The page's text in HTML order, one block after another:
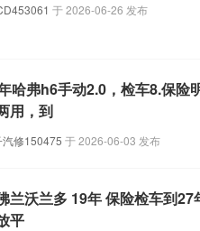
旗分公司
科左后旗玛拉沁文化传媒有限公司
于2026-06-26 发布
哈弗h6手动2.0，检车8.保险
用，到
汽修150475 于2026-06-03 发布
兰沃兰多 19年 保险检车到
平